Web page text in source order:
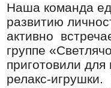
Наша команда
развитию
активно
группе
приготовили
релакс-